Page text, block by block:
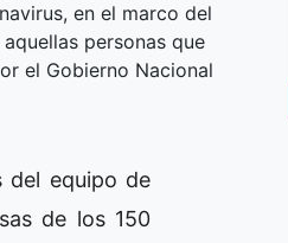
en el marco del
personas que
el Gobierno Nacional
del equipo de
de los 150